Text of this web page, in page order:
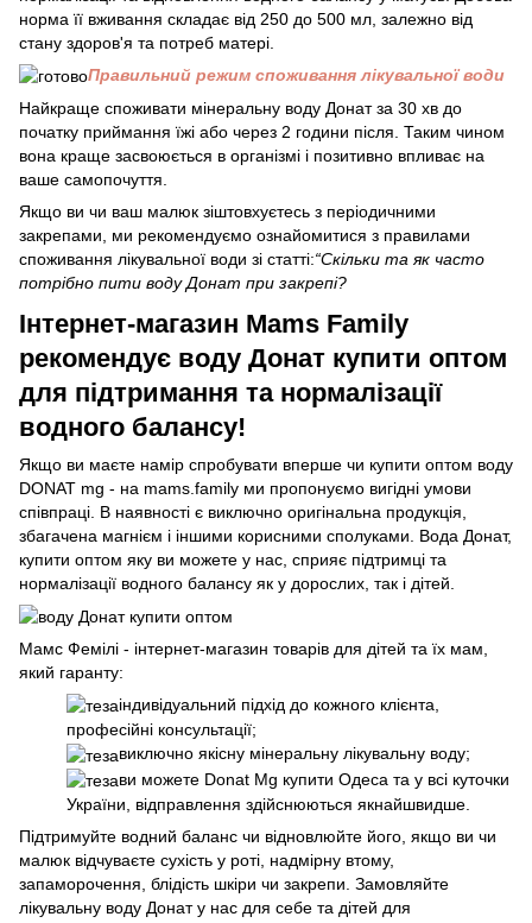
норма її вживання складає від 250 до 500 мл, залежно від
стану здоров'я та потреб матері.
Правильний режим споживання лікувальної води
Найкраще споживати мінеральну воду Донат за 30 хв до
початку приймання їжі або через 2 години після. Таким чином
вона краще засвоюється в організмі і позитивно впливає на
ваше самопочуття.
Якщо ви чи ваш малюк зіштовхуєтесь з періодичними
закрепами, ми рекомендуємо ознайомитися з правилами
споживання лікувальної води зі статті:“Скільки та як часто
потрібно пити воду Донат при закрепі?
Інтернет-магазин Mams Family
рекомендує воду Донат купити оптом
для підтримання та нормалізації
водного балансу!
Якщо ви маєте намір спробувати вперше чи купити оптом воду
DONAT mg - на mams.family ми пропонуємо вигідні умови
співпраці. В наявності є виключно оригінальна продукція,
збагачена магнієм і іншими корисними сполуками. Вода Донат,
купити оптом яку ви можете у нас, сприяє підтримці та
нормалізації водного балансу як у дорослих, так і дітей.
Мамс Фемілі - інтернет-магазин товарів для дітей та їх мам,
який гаранту:
індивідуальний підхід до кожного клієнта,
професійні консультації;
виключно якісну мінеральну лікувальну воду;
ви можете Donat Mg купити Одеса та у всі куточки
України, відправлення здійснюються якнайшвидше.
Підтримуйте водний баланс чи відновлюйте його, якщо ви чи
малюк відчуваєте сухість у роті, надмірну втому,
запаморочення, блідість шкіри чи закрепи. Замовляйте
лікувальну воду Донат у нас для себе та дітей для